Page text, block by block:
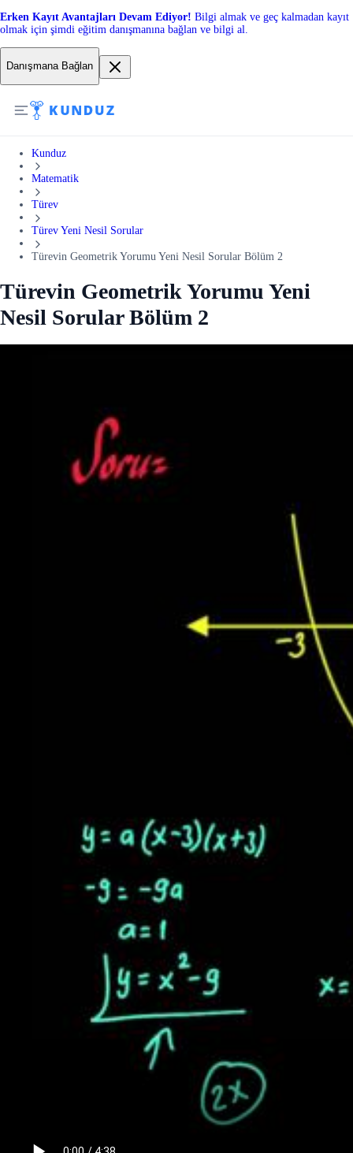
Erken Kayıt Avantajları Devam Ediyor! Bilgi almak ve geç kalmadan kayıt
olmak için şimdi eğitim danışmanına bağlan ve bilgi al.
Danışmana Bağlan
Kunduz
Matematik
Türev
Türev Yeni Nesil Sorular
Türevin Geometrik Yorumu Yeni Nesil Sorular Bölüm 2
Türevin Geometrik Yorumu Yeni
Nesil Sorular Bölüm 2